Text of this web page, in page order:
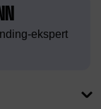
ekspert